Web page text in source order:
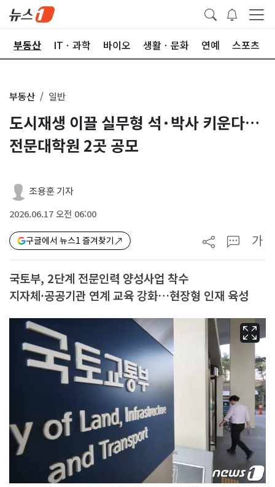
부동산 ITㆍ과학 바이오 생활ㆍ문화 연예 스포츠
부동산 일반
도시재생 이끌 실무형 석·박사 키운다…
전문대학원 2곳 공모
조용훈 기자
2026.06.17 오전 06:00
구글에서 뉴스1 즐겨찾기 가
국토부, 2단계 전문인력 양성사업 착수
지자체·공공기관 연계 교육 강화…현장형 인재 육성